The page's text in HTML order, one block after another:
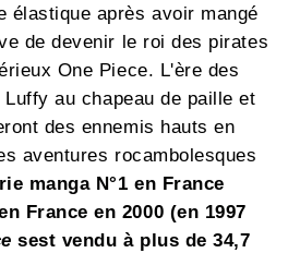
élastique après avoir mangé
de devenir le roi des pirates
One Piece. L'ère des
au chapeau de paille et
des ennemis hauts en
aventures rocambolesques
manga N°1 en France
France en 2000 (en 1997
sest vendu à plus de 34,7